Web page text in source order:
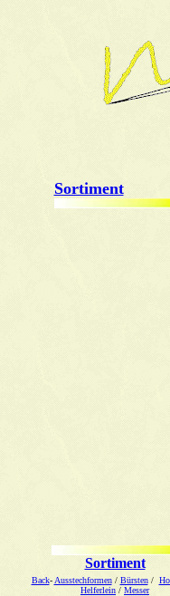
Sortiment
Sortiment
Back- Ausstechformen/ Bürsten/
Helferlein / Messer